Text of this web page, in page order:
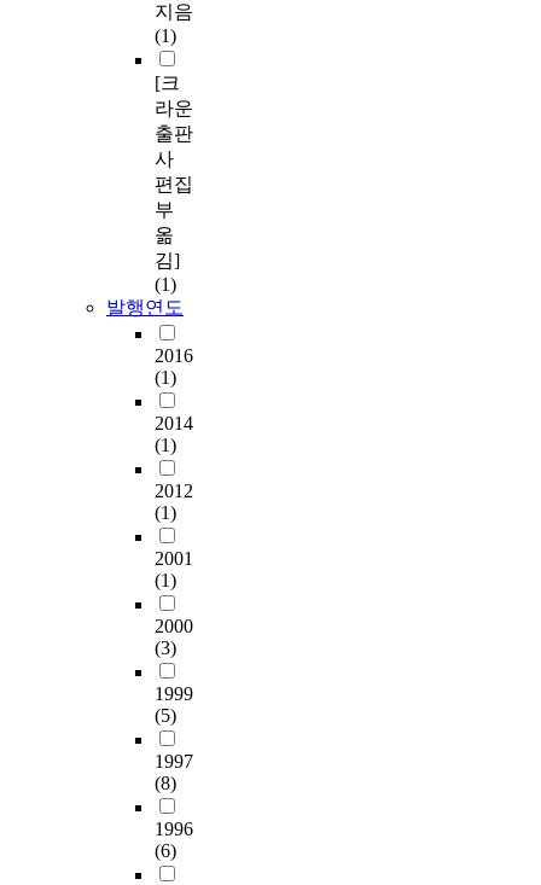
지음
(1)
[크
라운
출판
사
편집
부
옮
김]
(1)
발행연도
2016
(1)
2014
(1)
2012
(1)
2001
(1)
2000
(3)
1999
(5)
1997
(8)
1996
(6)